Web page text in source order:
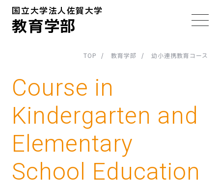
国立大学法人佐賀大学
教育学部
Course in
Kindergarten and
Elementary
School Education
TOP 教育学部 幼小連携教育コース